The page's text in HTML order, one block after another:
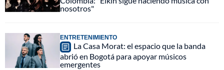
nosotros"
ENTRETENIMIENTO
La Casa Morat: el espacio que la banda
abrió en Bogotá para apoyar músicos
emergentes